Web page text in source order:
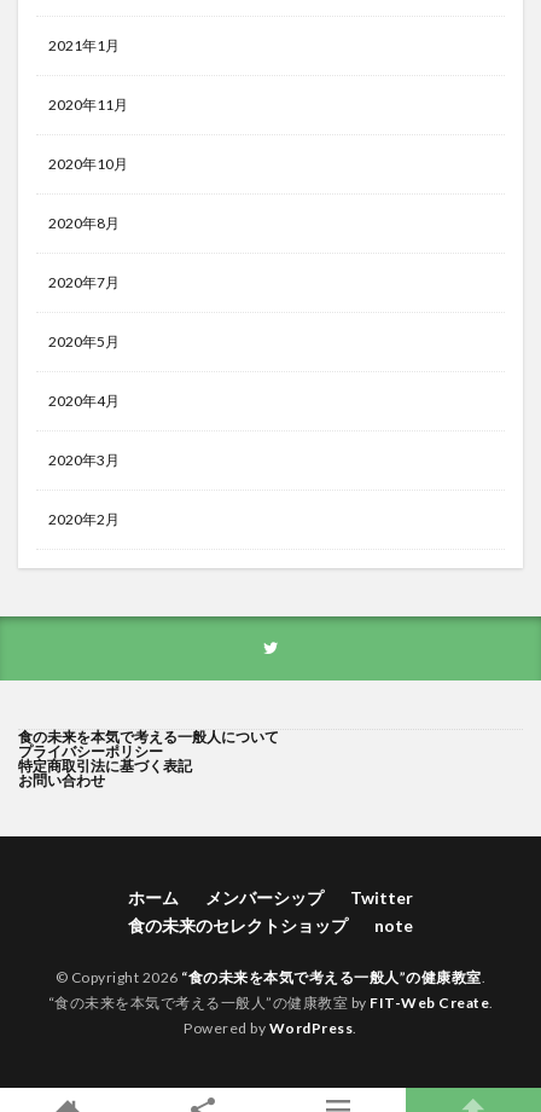
2021年1月
2020年11月
2020年10月
2020年8月
2020年7月
2020年5月
2020年4月
2020年3月
2020年2月
食の未来を本気で考える一般人について
プライバシーポリシー
特定商取引法に基づく表記
お問い合わせ
ホーム メンバーシップ
Twitter
食の未来のセレクトショップ
note
© Copyright 2026 “食の未来を本気で考える一般人”の健康教室
“食の未来を本気で考える一般人”の健康教室 by FIT-Web Create
Powered by WordPress